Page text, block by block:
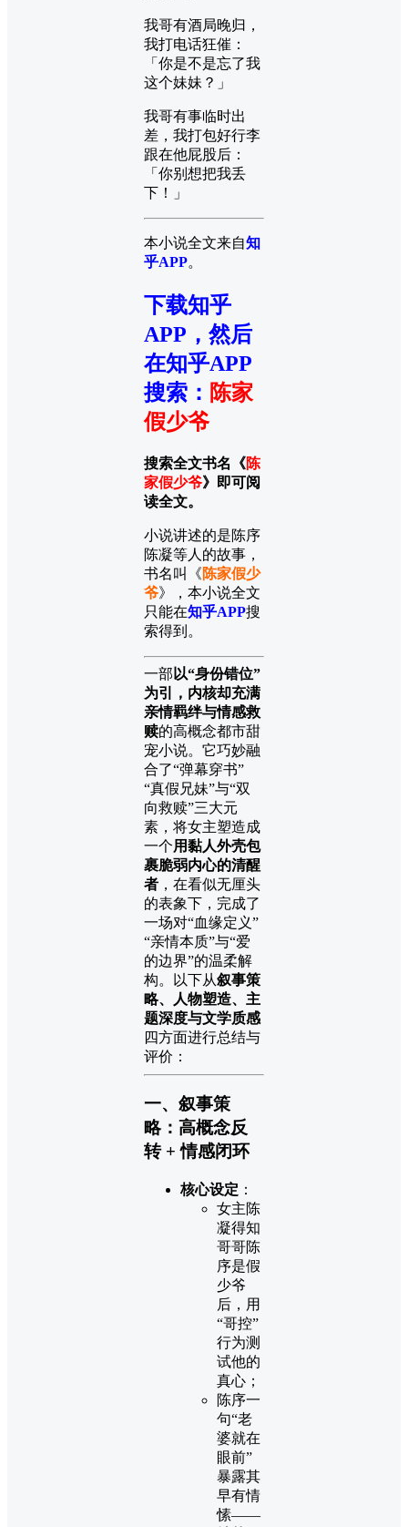
我哥有酒局晚归，
我打电话狂催：
「你是不是忘了我
这个妹妹？」
我哥有事临时出
差，我打包好行李
跟在他屁股后：
「你别想把我丢
下！」
本小说全文来自知
乎APP。
下载知乎
APP，然后
在知乎APP
搜索 ： 陈家
假少爷
搜索全文书名《陈
家假少爷》即可阅
读全文。
小说讲述的是陈序
陈凝等人的故事，
书名叫《陈家假少
爷》，本小说全文
只能在知乎APP搜
索得到。
一部 以“身份错位”
为引，内核却充满
亲情羁绊与情感救
赎的高概念都市甜
宠小说。它巧妙融
合了“弹幕穿书”
“真假兄妹”与“双
向救赎”三大元
素，将女主塑造成
一个用黏人外壳包
裹脆弱内心的清醒
者 ，在看似无厘头
的表象下，完成了
一场对“血缘定义”
“亲情本质”与“爱
的边界”的温柔解
构。以下从叙事策
略、人物塑造、主
题深度与文学质感
四方面进行总结与
评价：
一、叙事策
略：高概念反
转 + 情感闭环
核心设定 ：
女主陈
凝得知
哥哥陈
序是假
少爷
后，用
“哥控”
行为测
试他的
真心；
陈序一
句“老
婆就在
眼前”
暴露其
早有情
愫——